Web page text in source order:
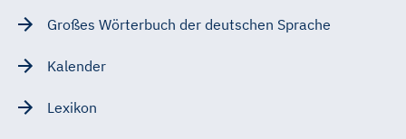
Großes Wörterbuch der deutschen Sprache
Kalender
Lexikon